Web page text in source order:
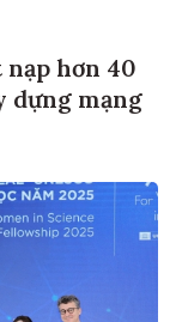
hơn 40
dựng mạng